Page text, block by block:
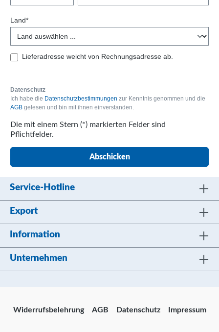
Land*
Lieferadresse weicht von Rechnungsadresse ab.
Datenschutz
Ich habe die Datenschutzbestimmungen zur Kenntnis genommen und die
AGB gelesen und bin mit ihnen einverstanden.
Die mit einem Stern (*) markierten Felder sind
Pflichtfelder.
Abschicken
Service-Hotline
Export
Information
Unternehmen
Widerrufsbelehrung AGB Datenschutz Impressum